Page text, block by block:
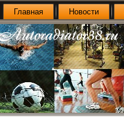
Главная Новости